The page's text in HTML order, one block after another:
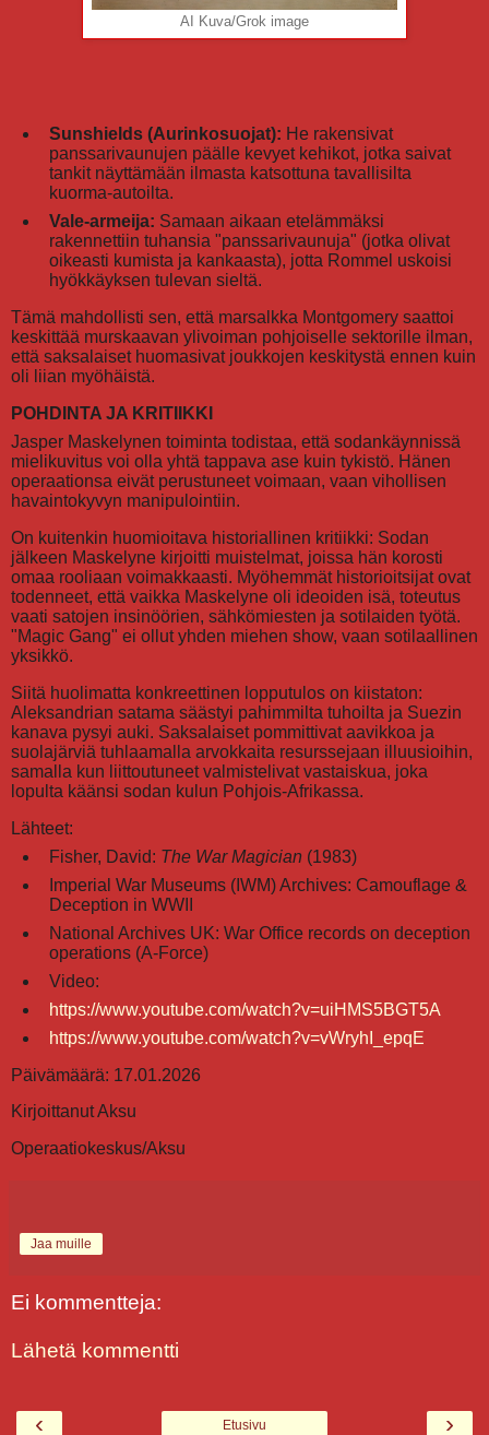
AI Kuva/Grok image
Sunshields (Aurinkosuojat): He rakensivat
panssarivaunujen päälle kevyet kehikot, jotka saivat
tankit näyttämään ilmasta katsottuna tavallisilta
kuorma-autoilta.
Vale-armeija: Samaan aikaan etelämmäksi
rakennettiin tuhansia "panssarivaunuja" (jotka olivat
oikeasti kumista ja kankaasta), jotta Rommel uskoisi
hyökkäyksen tulevan sieltä.
Tämä mahdollisti sen, että marsalkka Montgomery saattoi
keskittää murskaavan ylivoiman pohjoiselle sektorille ilman,
että saksalaiset huomasivat joukkojen keskitystä ennen kuin
oli liian myöhäistä.
POHDINTA JA KRITIIKKI
Jasper Maskelynen toiminta todistaa, että sodankäynnissä
mielikuvitus voi olla yhtä tappava ase kuin tykistö. Hänen
operaationsa eivät perustuneet voimaan, vaan vihollisen
havaintokyvyn manipulointiin.
On kuitenkin huomioitava historiallinen kritiikki: Sodan
jälkeen Maskelyne kirjoitti muistelmat, joissa hän korosti
omaa rooliaan voimakkaasti. Myöhemmät historioitsijat ovat
todenneet, että vaikka Maskelyne oli ideoiden isä, toteutus
vaati satojen insinöörien, sähkömiesten ja sotilaiden työtä.
"Magic Gang" ei ollut yhden miehen show, vaan sotilaallinen
yksikkö.
Siitä huolimatta konkreettinen lopputulos on kiistaton:
Aleksandrian satama säästyi pahimmilta tuhoilta ja Suezin
kanava pysyi auki. Saksalaiset pommittivat aavikkoa ja
suolajärviä tuhlaamalla arvokkaita resurssejaan illuusioihin,
samalla kun liittoutuneet valmistelivat vastaiskua, joka
lopulta käänsi sodan kulun Pohjois-Afrikassa.
Lähteet:
Fisher, David: The War Magician (1983)
Imperial War Museums (IWM) Archives: Camouflage &
Deception in WWII
National Archives UK: War Office records on deception
operations (A-Force)
Video:
https://www.youtube.com/watch?v=uiHMS5BGT5A
https://www.youtube.com/watch?v=vWryhI_epqE
Päivämäärä: 17.01.2026
Kirjoittanut Aksu
Operaatiokeskus/Aksu
Jaa muille
Ei kommentteja:
Lähetä kommentti
‹ ›
Etusivu